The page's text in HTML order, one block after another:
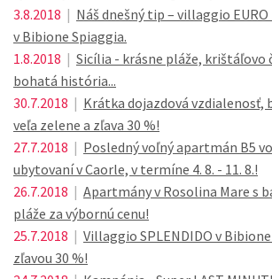
3.8.2018 | Náš dnešný tip – villaggio EURO
v Bibione Spiaggia.
1.8.2018 | Sicília - krásne pláže, krištáľovo
bohatá história...
30.7.2018 | Krátka dojazdová vzdialenosť,
veľa zelene a zľava 30 %!
27.7.2018 | Posledný voľný apartmán B5
ubytovaní v Caorle, v termíne 4. 8. - 11. 8.!
26.7.2018 | Apartmány v Rosolina Mare s
pláže za výbornú cenu!
25.7.2018 | Villaggio SPLENDIDO v
zľavou 30 %!